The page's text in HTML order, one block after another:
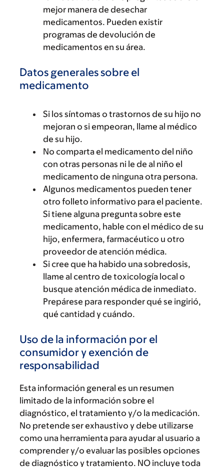
mejor manera de desechar
medicamentos. Pueden existir
programas de devolución de
medicamentos en su área.
Datos generales sobre el
medicamento
Si los síntomas o trastornos de su hijo no
mejoran o si empeoran, llame al médico
de su hijo.
No comparta el medicamento del niño
con otras personas ni le de al niño el
medicamento de ninguna otra persona.
Algunos medicamentos pueden tener
otro folleto informativo para el paciente.
Si tiene alguna pregunta sobre este
medicamento, hable con el médico de su
hijo, enfermera, farmacéutico u otro
proveedor de atención médica.
Si cree que ha habido una sobredosis,
llame al centro de toxicología local o
busque atención médica de inmediato.
Prepárese para responder qué se ingirió,
qué cantidad y cuándo.
Uso de la información por el
consumidor y exención de
responsabilidad
Esta información general es un resumen
limitado de la información sobre el
diagnóstico, el tratamiento y/o la medicación.
No pretende ser exhaustivo y debe utilizarse
como una herramienta para ayudar al usuario a
comprender y/o evaluar las posibles opciones
de diagnóstico y tratamiento. NO incluye toda